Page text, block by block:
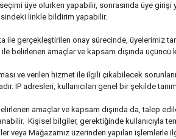
üye olurken yapabilir, sonrasında üye
linkle bildirim yapabilir.
ile gerçekleştirilen onay sürecinde, üyelerimiz
ile belirlenen amaçlar ve kapsam dışında üçüncü
ve verilen hizmet ile ilgili çıkabilecek
IP adresleri, kullanıcıları genel bir şekilde
amaçlar ve kapsam dışında da, talep
Kişisel bilgiler, gerektiğinde kullanıcıyla
veya Mağazamız üzerinden yapılan